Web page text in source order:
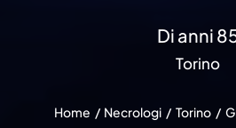
Di anni
Torino
Home Necrologi Torino